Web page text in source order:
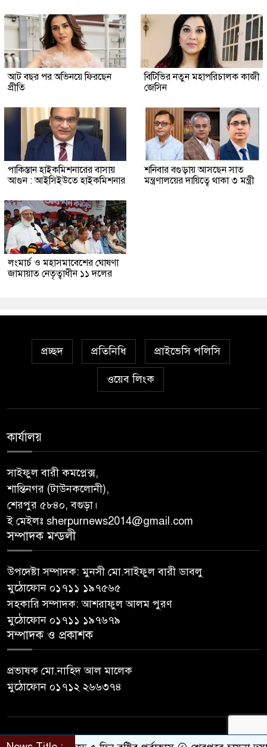
আট বছর পর অভিনয়ে ফিরছেন
প্রীতি
বিটিভির নতুন মহাপরিচালক কাজী
জেসিন
পাকিস্তান হাইকমিশনারের বাসায়
আগুন : আইসিইউতে হাইকমিশনার
শনিবার বগুড়ায় আসছেন সাত
মন্ত্রণালয়ের দায়িত্বে থাকা ৩ মন্ত্রী
লংমার্চ ও মহাসমাবেশের ঘোষণা
জামায়াত নেতৃত্বাধীন ১১ দলের
প্রচ্ছদ প্রতিনিধি প্রাইভেসি পলিসি
ওয়েব লিংক
কার্যালয়
সাইফুল বারী কমপ্লেক্স,
শান্তিনগর (টাউনকলোনী),
শেরপুর ৫৮৪০, বগুড়া।
ই মেইলঃ sherpurnews2014@gmail.com
সম্পাদক মন্ডলী
উপদেষ্টা সম্পাদক: মুনসী মো.সাইফুল বারী ডাবলু
মুঠোফোন ০১৭১১ ১৯৭৫৬৫
সহকারি সম্পাদক: আশরাফুল আলম পুরণ
মুঠোফোন ০১৭১১ ১৯৭৬৭৯
সম্পাদক ও প্রকাশক
প্রভাষক মো.নাহিদ আল মালেক
মুঠোফোন ০১৭১২ ২৬৬৩৭৪
© All rights reserved © sherpurnews24